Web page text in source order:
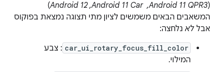
‫(
Android 11 QPR3, ‏ Android 11 Car,‏ Android 12
)
המשאבים הבאים משמשים לציון מתי תצוגה נמצאת בפוקוס
אבל לא נלחצה:
car_ui_rotary_focus_fill_color : צבע
המילוי.